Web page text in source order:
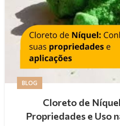
BLOG
Cloreto de
Propriedades e Uso